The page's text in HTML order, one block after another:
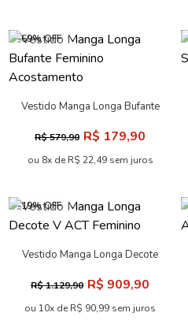
-69% OFF
Vestido Manga Longa Bufante
R$ 579,90 R$ 179,90
ou 8x de R$ 22,49 sem juros
-19% OFF
Vestido Manga Longa Decote
R$ 1.129,90 R$ 909,90
ou 10x de R$ 90,99 sem juros